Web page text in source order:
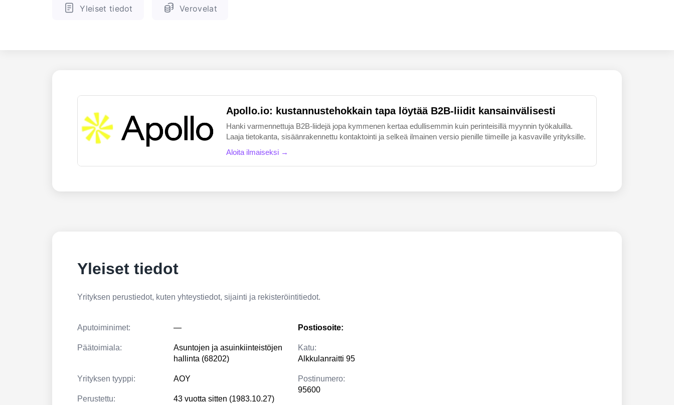
Yleiset tiedot Verovelat
Apollo.io: kustannustehokkain tapa löytää B2B-liidit kansainvälisesti
Hanki varmennettuja B2B-liidejä jopa kymmenen kertaa edullisemmin kuin perinteisillä myynnin työkaluilla.
Laaja tietokanta, sisäänrakennettu kontaktointi ja selkeä ilmainen versio pienille tiimeille ja kasvaville yrityksille.
Aloita ilmaiseksi →
Yleiset tiedot
Yrityksen perustiedot, kuten yhteystiedot, sijainti ja rekisteröintitiedot.
Aputoiminimet: —
Päätoimiala:
Asuntojen ja asuinkiinteistöjen
hallinta (68202)
Yrityksen tyyppi: AOY
Perustettu: 43 vuotta sitten (1983.10.27)
Postiosoite:
Katu:
Alkkulanraitti 95
Postinumero:
95600